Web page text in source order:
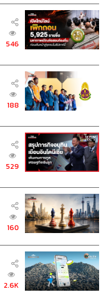
546
188
529
160
2.6K